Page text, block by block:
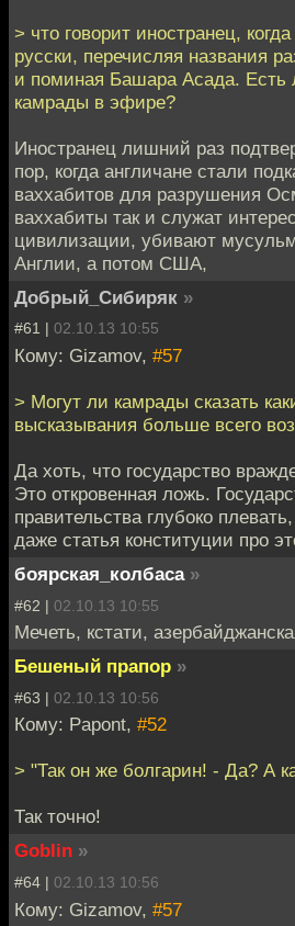
> что говорит иностранец,
русски, перечисляя названия
и поминая Башара Асада. Есть
камрады в эфире?
Иностранец лишний раз
пор, когда англичане стали
ваххабитов для разрушения
ваххабиты так и служат
цивилизации, убивают
Англии, а потом США,
Добрый_Сибиряк »
#61 | 02.10.13 10:55
Кому: Gizamov, #57
> Могут ли камрады сказать
высказывания больше всего
Да хоть, что государство
Это откровенная ложь.
правительства глубоко
даже статья конституции про
боярская_колбаса »
#62 | 02.10.13 10:55
Мечеть, кстати,
Бешеный прапор »
#63 | 02.10.13 10:56
Кому: Papont, #52
> "Так он же болгарин! - Да? А
Так точно!
Goblin »
#64 | 02.10.13 10:56
Кому: Gizamov, #57